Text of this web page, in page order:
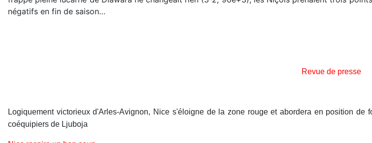
négatifs en fin de saison…
Revue de presse
Logiquement victorieux d'Arles-Avignon, Nice s'éloigne de la zone rouge et abordera en position
coéquipiers de Ljuboja